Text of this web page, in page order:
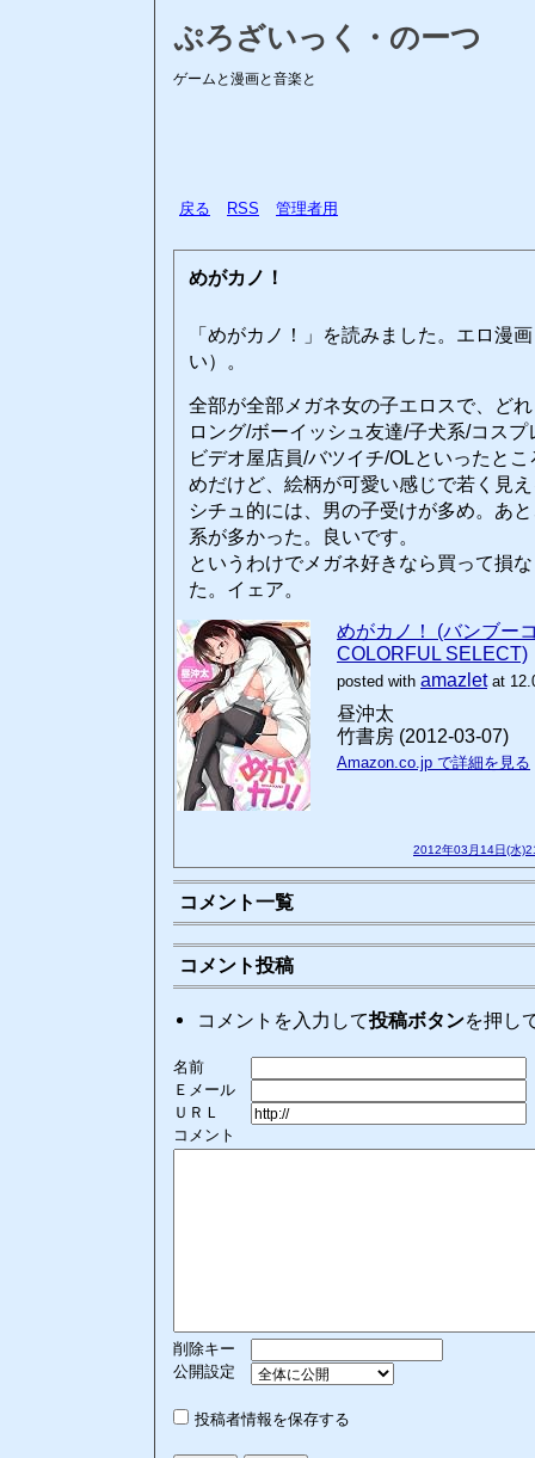
ぷろざいっく・のーつ
ゲームと漫画と音楽と
戻る RSS 管理者用
めがカノ！
「めがカノ！」を読みました。エロ漫
い）。
全部が全部メガネ女の子エロスで、ど
ロング/ボーイッシュ友達/子犬系/コス
ビデオ屋店員/バツイチ/OLといったと
めだけど、絵柄が可愛い感じで若く見
シチュ的には、男の子受けが多め。あ
系が多かった。良いです。
というわけでメガネ好きなら買って損
た。イェア。
めがカノ！ (バンブ
COLORFUL SELECT)
posted with amazletat
昼沖太
竹書房 (2012-03-07)
Amazon.co.jp で詳細を見る
2012年03月14日(水
コメント一覧
コメント投稿
コメントを入力して投稿ボタンを押し
名前
Ｅメール
ＵＲＬ
コメント
削除キー
公開設定
投稿者情報を保存する